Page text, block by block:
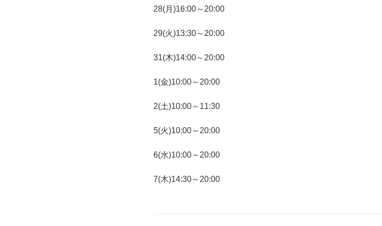
28(月)16:00～20:00
29(火)13:30～20:00
31(木)14:00～20:00
1(金)10:00～20:00
2(土)10:00～11:30
5(火)10:00～20:00
6(水)10:00～20:00
7(木)14:30～20:00